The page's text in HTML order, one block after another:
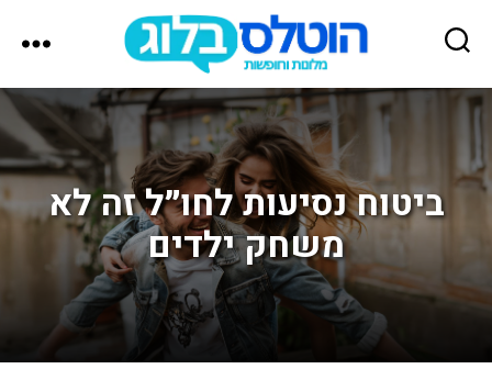
הוטלס
בלוג
ביטוח נסיעות לחו״ל זה לא
משחק ילדים